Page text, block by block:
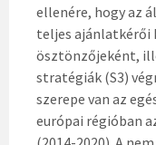
ellenére, hogy az
teljes ajánlatkérői
ösztönzőjeként,
stratégiák (S3)
szerepe van az
európai régióban